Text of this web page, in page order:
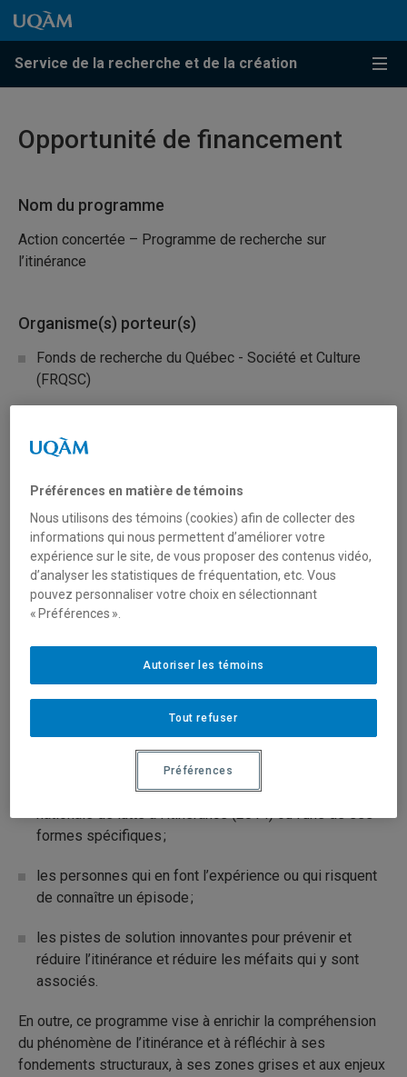
Passer au contenu
Accéder au menu principal
Accéder à la recherche
Passer au contenu
Accéder au menu principal
Service de la recherche et de la création
Menu
Opportunité de financement
Nom du programme
Action concertée – Programme de recherche sur
l’itinérance
Organisme(s) porteur(s)
Fonds de recherche du Québec - Société et Culture
(FRQSC)
Type de financement
Mobilisation des connaissances (réseautage, transfert
et diffusion)
Secteur(s)
Description du programme
connaissances sur :
l’itinérance telle qu’elle est définie par la Politique
nationale de lutte à l’itinérance (2014) ou l’une de ses
formes spécifiques ;
les personnes qui en font l’expérience ou qui risquent
de connaître un épisode ;
les pistes de solution innovantes pour prévenir et
réduire l’itinérance et réduire les méfaits qui y sont
associés.
En outre, ce programme vise à enrichir la compréhension
du phénomène de l’itinérance et à réfléchir à ses
fondements structuraux, à ses zones grises et aux enjeux
Préférences en matière de témoins
Nous utilisons des témoins (cookies) afin de collecter des
informations qui nous permettent d’améliorer votre
expérience sur le site, de vous proposer des contenus vidéo,
d’analyser les statistiques de fréquentation, etc. Vous
pouvez personnaliser votre choix en sélectionnant
« Préférences ».
Tout refuser
Autoriser les témoins
Préférences